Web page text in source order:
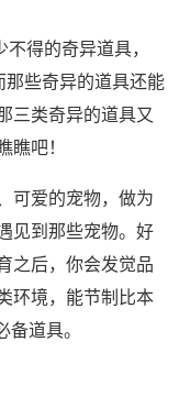
得的奇异道具，
那些奇异的道具还能
三类奇异的道具又
瞧吧！
爱的宠物，做为
见到那些宠物。好
之后，你会发觉品
环境，能节制比本
备道具。